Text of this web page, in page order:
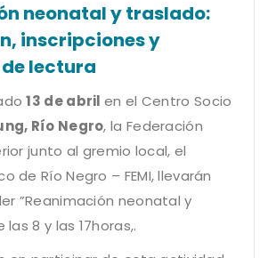
neonatal y traslado:
inscripciones y
lectura
13 de abrilen el Centro Socio
Río Negro, la Federación
junto al gremio local, el
de Río Negro – FEMI, llevarán
”Reanimación neonatal y
8 y las 17horas,.